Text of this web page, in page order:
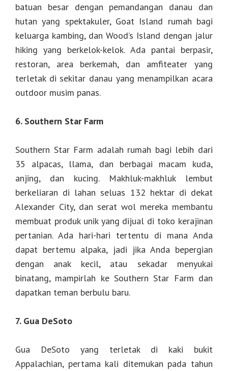
batuan besar dengan pemandangan danau dan
hutan yang spektakuler, Goat Island rumah bagi
keluarga kambing, dan Wood’s Island dengan jalur
hiking yang berkelok-kelok. Ada pantai berpasir,
restoran, area berkemah, dan amfiteater yang
terletak di sekitar danau yang menampilkan acara
outdoor musim panas.
6. Southern Star Farm
Southern Star Farm adalah rumah bagi lebih dari
35 alpacas, llama, dan berbagai macam kuda,
anjing, dan kucing. Makhluk-makhluk lembut
berkeliaran di lahan seluas 132 hektar di dekat
Alexander City, dan serat wol mereka membantu
membuat produk unik yang dijual di toko kerajinan
pertanian. Ada hari-hari tertentu di mana Anda
dapat bertemu alpaka, jadi jika Anda bepergian
dengan anak kecil, atau sekadar menyukai
binatang, mampirlah ke Southern Star Farm dan
dapatkan teman berbulu baru.
7. Gua DeSoto
Gua DeSoto yang terletak di kaki bukit
Appalachian, pertama kali ditemukan pada tahun